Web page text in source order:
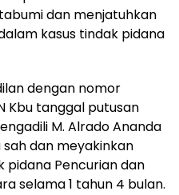
dan menjatuhkan
kasus tindak pidana
dengan nomor
Kbu tanggal putusan
M. Alrado Ananda
dan meyakinkan
pidana Pencurian dan
selama 1 tahun 4 bulan.